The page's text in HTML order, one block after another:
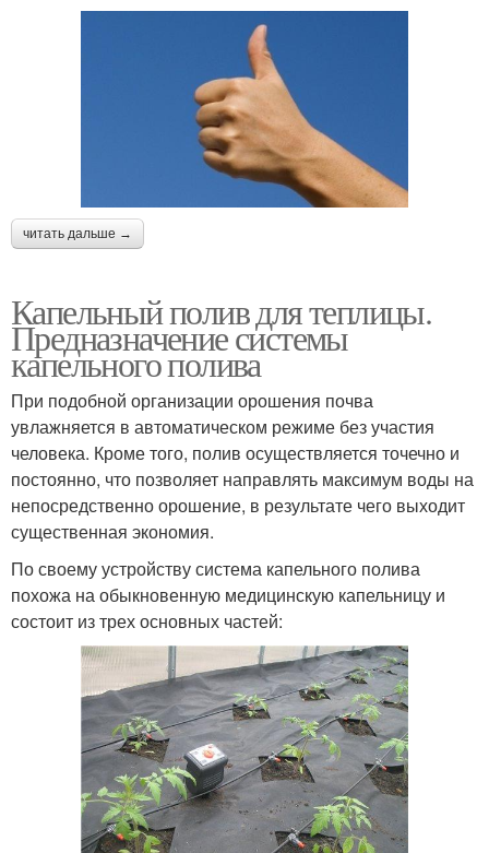
читать дальше →
Капельный полив для теплицы.
Предназначение системы
капельного полива
При подобной организации орошения почва
увлажняется в автоматическом режиме без участия
человека. Кроме того, полив осуществляется точечно и
постоянно, что позволяет направлять максимум воды на
непосредственно орошение, в результате чего выходит
существенная экономия.
По своему устройству система капельного полива
похожа на обыкновенную медицинскую капельницу и
состоит из трех основных частей: